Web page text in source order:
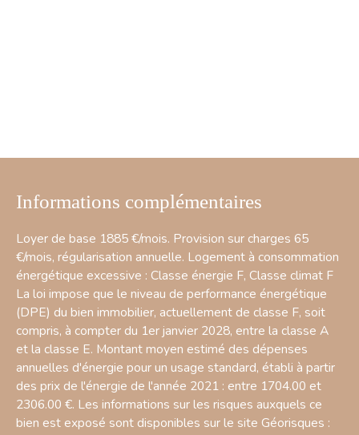
Informations complémentaires
Loyer de base 1885 €/mois. Provision sur charges 65
€/mois, régularisation annuelle. Logement à consommation
énergétique excessive : Classe énergie F, Classe climat F
La loi impose que le niveau de performance énergétique
(DPE) du bien immobilier, actuellement de classe F, soit
compris, à compter du 1er janvier 2028, entre la classe A
et la classe E. Montant moyen estimé des dépenses
annuelles d'énergie pour un usage standard, établi à partir
des prix de l'énergie de l'année 2021 : entre 1704.00 et
2306.00 €. Les informations sur les risques auxquels ce
bien est exposé sont disponibles sur le site Géorisques :